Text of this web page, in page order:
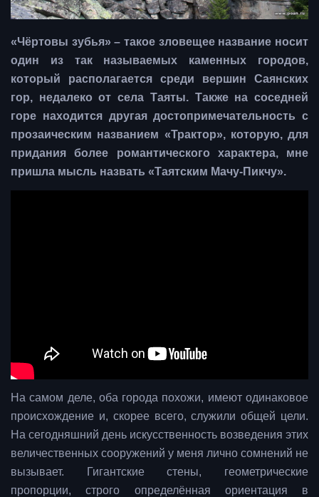
«Чёртовы зубья» – такое зловещее название носит
один из так называемых каменных городов,
который располагается среди вершин Саянских
гор, недалеко от села Таяты. Также на соседней
горе находится другая достопримечательность с
прозаическим названием «Трактор», которую, для
придания более романтического характера, мне
пришла мысль назвать «Таятским Мачу-Пикчу».
На самом деле, оба города похожи, имеют одинаковое
происхождение и, скорее всего, служили общей цели.
На сегодняшний день искусственность возведения этих
величественных сооружений у меня лично сомнений не
вызывает. Гигантские стены, геометрические
пропорции, строго определённая ориентация в